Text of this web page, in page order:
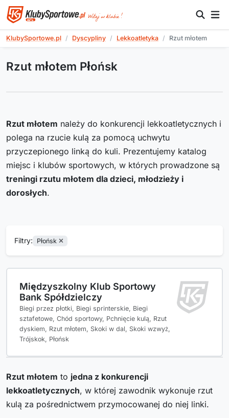
KlubySportowe.pl Dyscypliny Lekkoatletyka Rzut młotem
Rzut młotem Płońsk
Rzut młotem należy do konkurencji lekkoatletycznych i
polega na rzucie kulą za pomocą uchwytu
przyczepionego linką do kuli. Prezentujemy katalog
miejsc i klubów sportowych, w których prowadzone są
treningi rzutu młotem dla dzieci, młodzieży i
dorosłych.
Filtry: Płońsk
Międzyszkolny Klub Sportowy
Bank Spółdzielczy
Biegi przez płotki, Biegi sprinterskie, Biegi
sztafetowe, Chód sportowy, Pchnięcie kulą, Rzut
dyskiem, Rzut młotem, Skoki w dal, Skoki wzwyż,
Trójskok, Płońsk
Rzut młotem to jedna z konkurencji
lekkoatletycznych, w której zawodnik wykonuje rzut
kulą za pośrednictwem przymocowanej do niej linki.